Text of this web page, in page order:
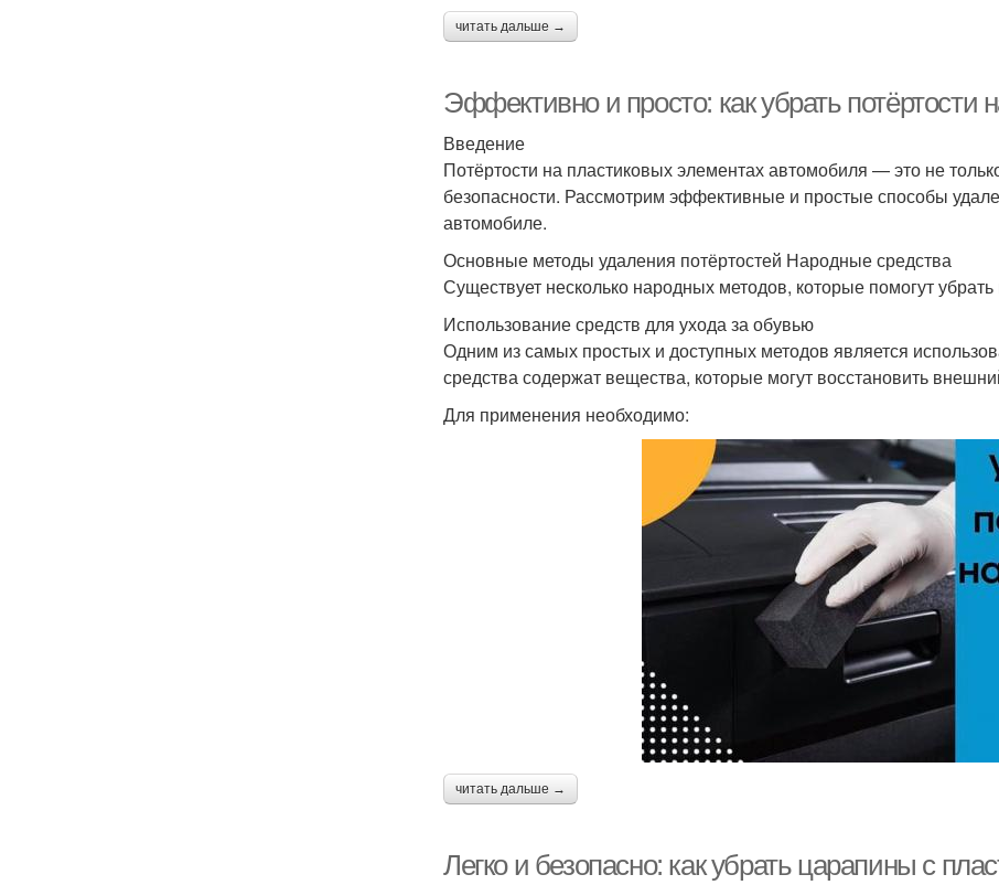
читать дальше →
Эффективно и просто: как убрать потёртости
Введение
Потёртости на пластиковых элементах автомобиля — это не
безопасности. Рассмотрим эффективные и простые способы
автомобиле.
Основные методы удаления потёртостей Народные средства
Существует несколько народных методов, которые помогут
Использование средств для ухода за обувью
Одним из самых простых и доступных методов является
средства содержат вещества, которые могут восстановить
Для применения необходимо:
читать дальше →
Легко и безопасно: как убрать царапины с